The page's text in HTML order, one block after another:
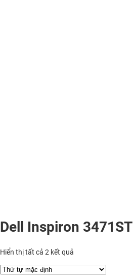
Dell Inspiron 3471ST
Hiển thị tất cả 2 kết quả